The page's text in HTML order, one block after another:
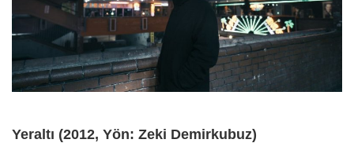
Yeraltı (2012, Yön: Zeki Demirkubuz)